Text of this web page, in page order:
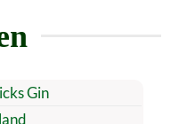
Gin